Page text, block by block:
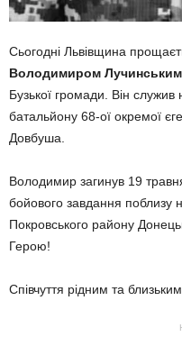
Сьогодні Львівщина
Володимиром Лучинським
Бузької громади. Він служив
батальйону 68-ої окремої
Довбуша.
Володимир загинув 19
бойового завдання поблизу
Покровського району
Герою!
Співчуття рідним та близьким.